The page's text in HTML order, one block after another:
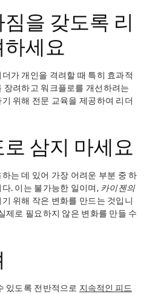
을 갖도록 리
하세요
가 개인을 격려할 때 특히 효과적
장려하고 워크플로를 개선하려는
위해 전문 교육을 제공하여 리더
삼지 마세요
는 데 있어 가장 어려운 부분 중 하
. 이는 불가능한 일이며, 카이젠의
위해 작은 변화를 만드는 것입니
제로 필요하지 않은 변화를 만들 수
있도록 전반적으로 지속적인 피드